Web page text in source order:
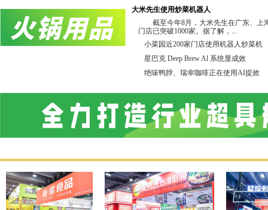
GFE华南教育展组委
广东省生涯教育研究院
协办单位：广州知尖品牌顾问有限
新加坡中国商业协会 佛山
佛山市南海区连锁企业商会
店链 广州知尖品
合作直播单位：亚洲直播产业联盟
参加听讲！
现在我国国民经济稳定快速增长
供应链展始终致力于带餐饮人深度了解源
企业，我们都会被其先进的理念、领先的
业，为行业带来了更高的标准化水平，助
大米先生使用炒菜机器人
截至今年8月，大米先生在广东、上
门店已突破1000家。据了解，...
小菜园近200家门店使用机器人炒菜机
星巴克 Deep Brew Al 系统显成效
绝味鸭脖、瑞幸咖啡正在使用AI提效